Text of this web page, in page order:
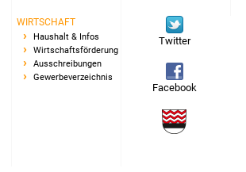
Ausschreibung
Freihändige Vergabe
Gewerbeverzeichnis
WIRTSCHAFT
Haushalt & Infos
Wirtschaftsförderung
Ausschreibungen
Gewerbeverzeichnis
Twitter
Facebook